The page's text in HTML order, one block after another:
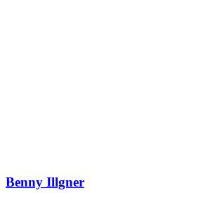
Benny Illgner